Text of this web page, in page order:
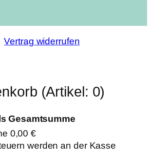
Vertrag widerrufen
(Artikel: 0)
Gesamtsumme
0,00 €
werden an der Kasse